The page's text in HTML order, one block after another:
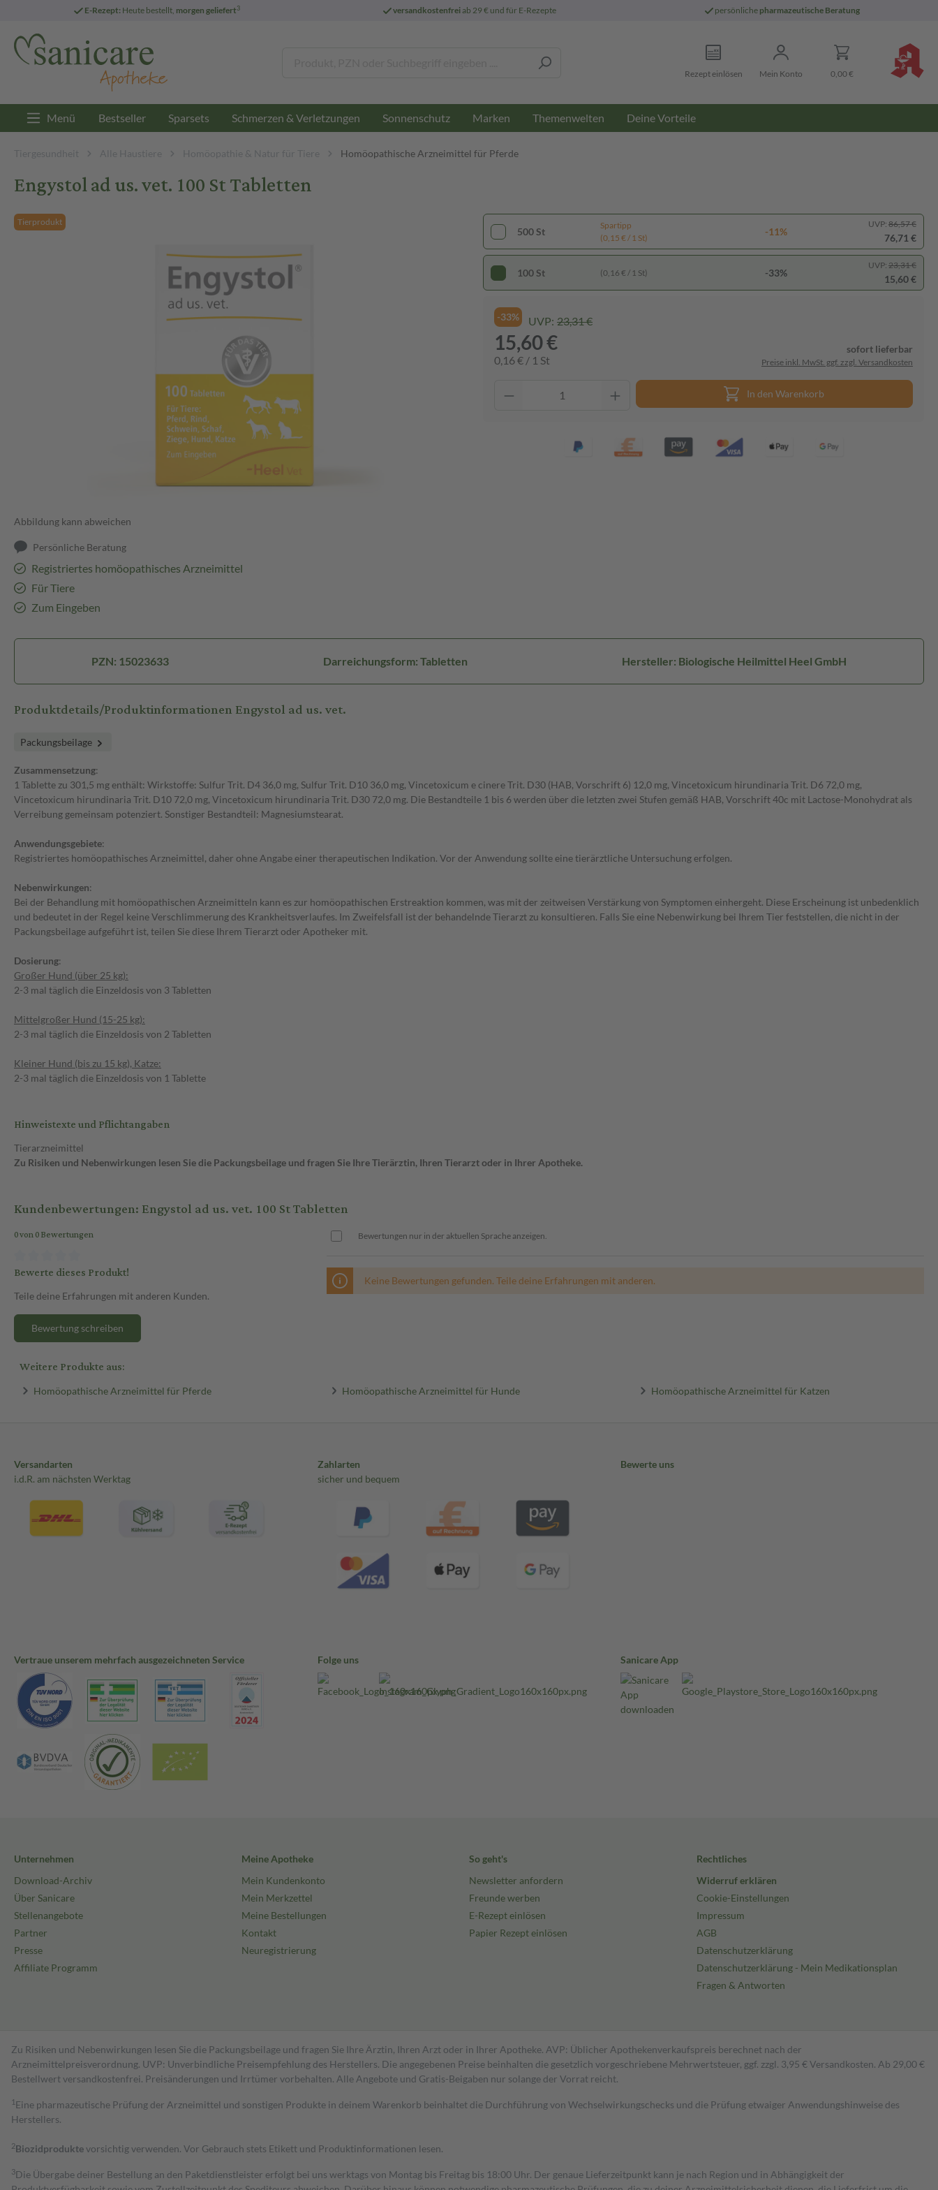
E-Rezept: Heute bestellt, morgen geliefert3 versandkostenfreiab 29 € und für E-Rezepte persönliche pharmazeutische Beratung
Rezept einlösen Mein Konto 0,00 €
Menü Bestseller Sparsets Schmerzen & Verletzungen Sonnenschutz Marken Themenwelten Deine Vorteile
Tiergesundheit Alle Haustiere Homöopathie & Natur für Tiere Homöopathische Arzneimittel für Pferde
Engystol ad us. vet. 100 St Tabletten
Tierprodukt
Abbildung kann abweichen
Persönliche Beratung
Registriertes homöopathisches Arzneimittel
Für Tiere
Zum Eingeben
500 St
Spartipp
(0,15 € / 1 St)
-11%
UVP: 86,57 €
76,71 €
100 St (0,16 € / 1 St) -33%
UVP: 23,31 €
15,60 €
-33% UVP: 23,31 €
15,60 €
0,16 € / 1 St
sofort lieferbar
Preise inkl. MwSt. ggf. zzgl. Versandkosten
In den Warenkorb
PZN: 15023633 Darreichungsform: Tabletten Hersteller: Biologische Heilmittel Heel GmbH
Produktdetails/Produktinformationen Engystol ad us. vet.
Packungsbeilage
Zusammensetzung:
1 Tablette zu 301,5 mg enthält: Wirkstoffe: Sulfur Trit. D4 36,0 mg, Sulfur Trit. D10 36,0 mg, Vincetoxicum e cinere Trit. D30 (HAB, Vorschrift 6) 12,0 mg, Vincetoxicum hirundinaria Trit. D6 72,0 mg,
Vincetoxicum hirundinaria Trit. D10 72,0 mg, Vincetoxicum hirundinaria Trit. D30 72,0 mg. Die Bestandteile 1 bis 6 werden über die letzten zwei Stufen gemäß HAB, Vorschrift 40c mit Lactose-Monohydrat als
Verreibung gemeinsam potenziert. Sonstiger Bestandteil: Magnesiumstearat.
Anwendungsgebiete:
Registriertes homöopathisches Arzneimittel, daher ohne Angabe einer therapeutischen Indikation. Vor der Anwendung sollte eine tierärztliche Untersuchung erfolgen.
Nebenwirkungen:
Bei der Behandlung mit homöopathischen Arzneimitteln kann es zur homöopathischen Erstreaktion kommen, was mit der zeitweisen Verstärkung von Symptomen einhergeht. Diese Erscheinung ist unbedenklich
und bedeutet in der Regel keine Verschlimmerung des Krankheitsverlaufes. Im Zweifelsfall ist der behandelnde Tierarzt zu konsultieren. Falls Sie eine Nebenwirkung bei Ihrem Tier feststellen, die nicht in der
Packungsbeilage aufgeführt ist, teilen Sie diese Ihrem Tierarzt oder Apotheker mit.
Dosierung:
Großer Hund (über 25 kg):
2-3 mal täglich die Einzeldosis von 3 Tabletten
Mittelgroßer Hund (15-25 kg):
2-3 mal täglich die Einzeldosis von 2 Tabletten
Kleiner Hund (bis zu 15 kg), Katze:
2-3 mal täglich die Einzeldosis von 1 Tablette
Hinweistexte und Pflichtangaben
Tierarzneimittel
Zu Risiken und Nebenwirkungen lesen Sie die Packungsbeilage und fragen Sie Ihre Tierärztin, Ihren Tierarzt oder in Ihrer Apotheke.
Kundenbewertungen: Engystol ad us. vet. 100 St Tabletten
0 von 0 Bewertungen
Bewerte dieses Produkt!
Teile deine Erfahrungen mit anderen Kunden.
Bewertung schreiben
Bewertungen nur in der aktuellen Sprache anzeigen.
Keine Bewertungen gefunden. Teile deine Erfahrungen mit anderen.
Weitere Produkte aus:
Homöopathische Arzneimittel für Pferde Homöopathische Arzneimittel für Hunde Homöopathische Arzneimittel für Katzen
Versandarten
i.d.R. am nächsten Werktag
Zahlarten
sicher und bequem
Bewerte uns
Vertraue unserem mehrfach ausgezeichneten Service Folge uns Sanicare App
Unternehmen
Download-Archiv
Über Sanicare
Stellenangebote
Partner
Presse
Affiliate Programm
Meine Apotheke
Mein Kundenkonto
Mein Merkzettel
Meine Bestellungen
Kontakt
Neuregistrierung
So geht's
Newsletter anfordern
Freunde werben
E-Rezept einlösen
Papier Rezept einlösen
Rechtliches
Widerruf erklären
Cookie-Einstellungen
Impressum
AGB
Datenschutzerklärung
Datenschutzerklärung - Mein Medikationsplan
Fragen & Antworten
Zu Risiken und Nebenwirkungen lesen Sie die Packungsbeilage und fragen Sie Ihre Ärztin, Ihren Arzt oder in Ihrer Apotheke. AVP: Üblicher Apothekenverkaufspreis berechnet nach der
Arzneimittelpreisverordnung. UVP: Unverbindliche Preisempfehlung des Herstellers. Die angegebenen Preise beinhalten die gesetzlich vorgeschriebene Mehrwertsteuer, ggf. zzgl. 3,95 € Versandkosten. Ab 29,00 €
Bestell­wert versand­kosten­frei. Preisänderungen und Irrtümer vorbehalten. Alle Angebote und Gratis-Beigaben nur solange der Vorrat reicht.
1 Eine pharmazeutische Prüfung der Arzneimittel und sonstigen Produkte in deinem Warenkorb beinhaltet die Durchführung von Wechselwirkungschecks und die Prüfung etwaiger Anwendungshinweise des
Herstellers.
2Biozidproduktevorsichtig verwenden. Vor Gebrauch stets Etikett und Produktinformationen lesen.
3Die Übergabe deiner Bestellung an den Paketdienstleister erfolgt bei uns werktags von Montag bis Freitag bis 18:00 Uhr. Der genaue Lieferzeitpunkt kann je nach Region und in Abhängigkeit der